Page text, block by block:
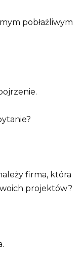
pobłażliwym
firma, która
projektów?